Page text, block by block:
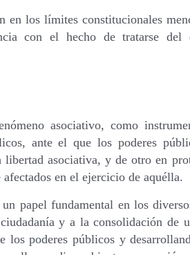
los límites constitucionales
con el hecho de tratarse del
asociativo, como
ante el que los poderes
asociativa, y de otro en
en el ejercicio de aquélla.
un papel fundamental en los
y a la consolidación de
los poderes públicos y